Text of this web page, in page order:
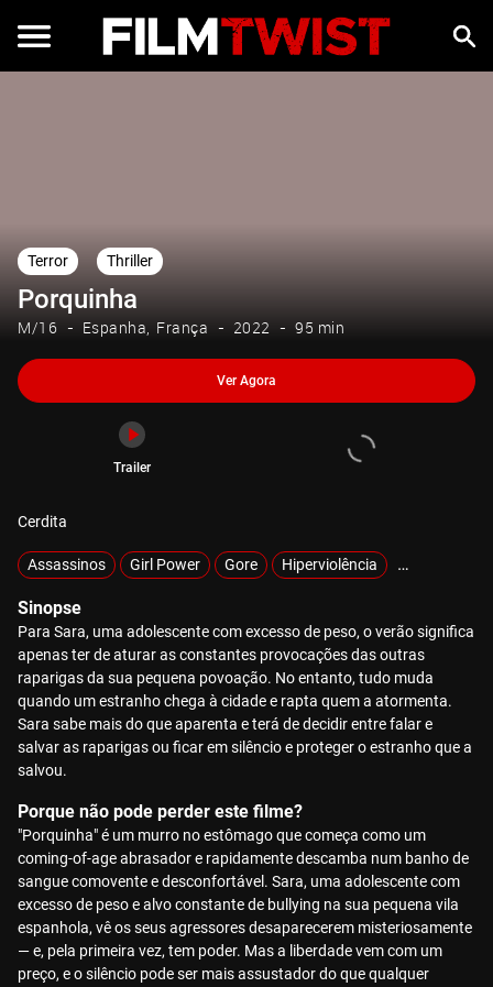
Terror Thriller
Porquinha
M/16 Espanha França 2022 95 min
Ver Agora
Trailer
Cerdita
Assassinos Girl Power Gore Hiperviolência
Sinopse
Para Sara, uma adolescente com excesso de peso, o verão significa
apenas ter de aturar as constantes provocações das outras
raparigas da sua pequena povoação. No entanto, tudo muda
quando um estranho chega à cidade e rapta quem a atormenta.
Sara sabe mais do que aparenta e terá de decidir entre falar e
salvar as raparigas ou ficar em silêncio e proteger o estranho que a
salvou.
Porque não pode perder este filme?
"Porquinha" é um murro no estômago que começa como um
coming-of-age abrasador e rapidamente descamba num banho de
sangue comovente e desconfortável. Sara, uma adolescente com
excesso de peso e alvo constante de bullying na sua pequena vila
espanhola, vê os seus agressores desaparecerem misteriosamente
— e, pela primeira vez, tem poder. Mas a liberdade vem com um
preço, e o silêncio pode ser mais assustador do que qualquer